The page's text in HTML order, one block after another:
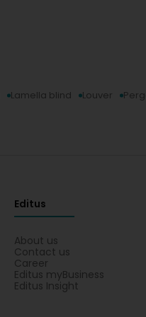
Lamella blind Louver
Editus
About us
Contact us
Career
Editus myBusiness
Editus Insight